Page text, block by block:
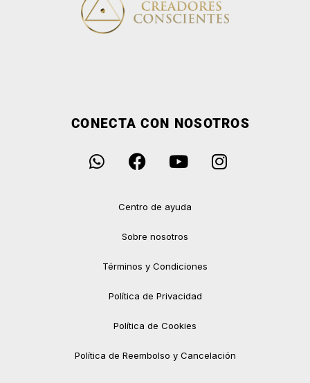
CONECTA CON NOSOTROS
Centro de ayuda
Sobre nosotros
Términos y Condiciones
Política de Privacidad
Política de Cookies
Política de Reembolso y Cancelación